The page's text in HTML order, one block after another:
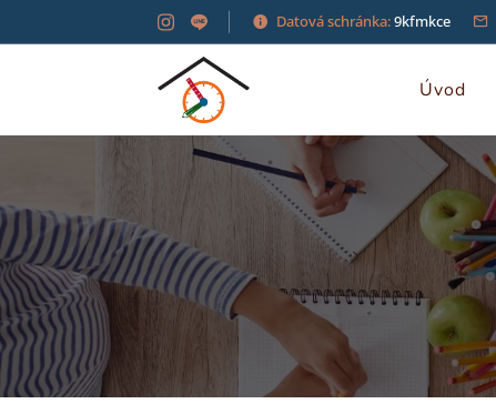
Datová schránka:9kfmkce
Úvod